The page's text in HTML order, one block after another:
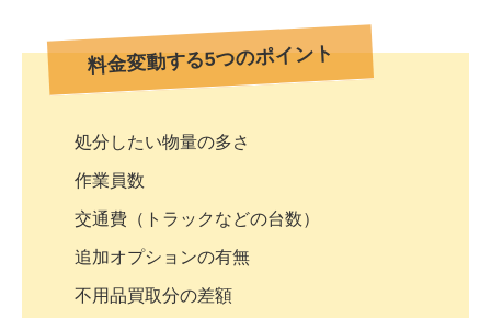
料金変動する5つのポイント
処分したい物量の多さ
作業員数
交通費（トラックなどの台数）
追加オプションの有無
不用品買取分の差額